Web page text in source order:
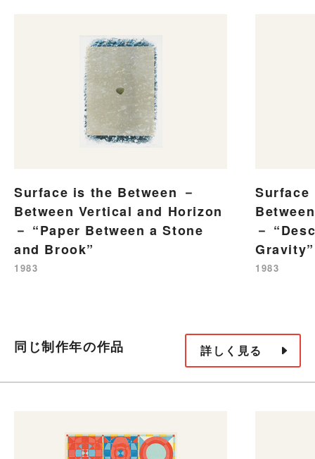
Surface is the Between －
Between Vertical and Horizon
－ “Paper Between a Stone
and Brook”
1983
Surface
－
1983
同じ制作年の作品 詳しく見る